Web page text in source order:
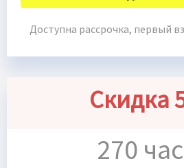
Доступна рассрочка, первый
Скидка
270